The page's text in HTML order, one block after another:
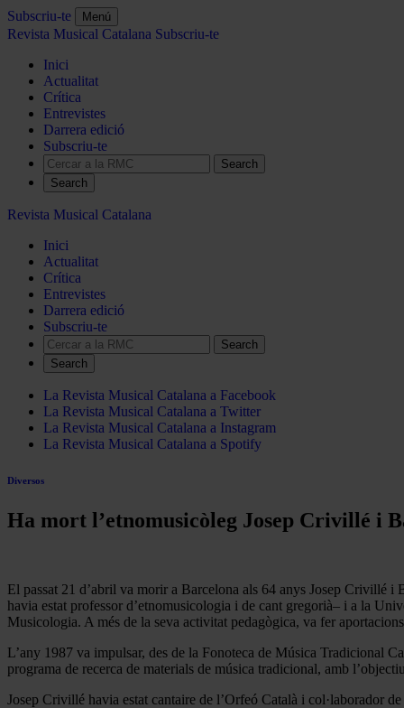
Subscriu-te Menú
Revista Musical Catalana Subscriu-te
Inici
Actualitat
Crítica
Entrevistes
Darrera edició
Subscriu-te
Search
Revista Musical Catalana
Inici
Actualitat
Crítica
Entrevistes
Darrera edició
Subscriu-te
Search
La Revista Musical Catalana a Facebook
La Revista Musical Catalana a Twitter
La Revista Musical Catalana a Instagram
La Revista Musical Catalana a Spotify
Diversos
Ha mort l’etnomusicòleg Josep Crivillé i
El passat 21 d’abril va morir a Barcelona als 64 anys Josep Crivillé
havia estat professor d’etnomusicologia i de cant gregorià– i a la
Musicologia. A més de la seva activitat pedagògica, va fer
L’any 1987 va impulsar, des de la Fonoteca de Música Tradicional
programa de recerca de materials de música tradicional, amb
Josep Crivillé havia estat cantaire de l’Orfeó Català i col·laborador